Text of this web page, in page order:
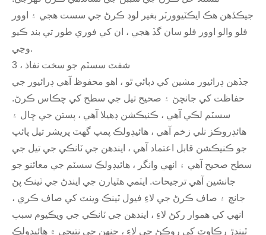
جيڪڏهن هڪ ايڪٽيوورٽر بغير لوڊ ڪرڻ جي سست هجي ۽ اوور
فلو والو اوور فلو سان گڏ هجي ، ان کي فوري طور تي بند ڪيو
وڃي.
3 ، شفٽ سسٽم جو سخت نفاذ
جڏهن ڊرائيور مشين کي دٻائي ٿو ، اهو محفوظ آهي ڊرائيور جي
حفاظت کي جانچڻ ۽ صحيح تيل جي سطح کي چڪاس ڪرڻ.
سسٽم لڪي آهي ، ڪنيڪشن ڊھیلا آهي ، پستن جي ڇال ۽
هائڊروڪز نلي زخم آهي ، هائيڊولڪ پمپ گهٽ پريشر تيل پائپ
جو ڪنيڪشن قابل اعتماد آهي ، ايندھن جي ٽانڪي جي تيل جي
سطح صحيح آهي ۽ انهي وانگر ، هائيڊولڪ سسٽم جي معائنو جو
جانشين آهي ترجيحات. ايٽمي هٿيارن جي ايندڻ جي ٽينڪ پڻ
جانچ ۽ صاف ڪرڻ جي لاءِ فيول ٽينڪ وينٽ کي صاف ڪري ،
انهي کي هموار رکڻ لاءِ ، ايندھن جي ٽانڪي جي ويڪيوم سبب
ٿيندڙ رڪاوٽ کي روڪڻ جي لاءِ ، جنهن جي نتيجي ۾ هائيڊولڪ